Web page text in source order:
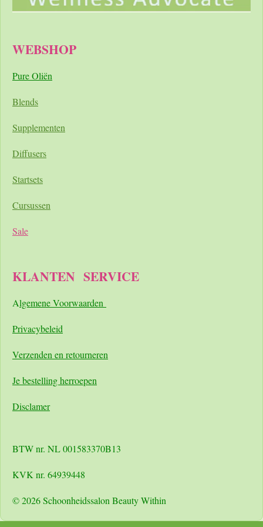
WEBSHOP
Pure Oliën
Blends
Supplementen
Diffusers
Startsets
Cursussen
Sale
KLANTEN SERVICE
Algemene Voorwaarden
Privacybeleid
Verzenden en retourneren
Je bestelling herroepen
Disclamer
BTW nr. NL 001583370B13
KVK nr. 64939448
© 2026 Schoonheidssalon Beauty Within